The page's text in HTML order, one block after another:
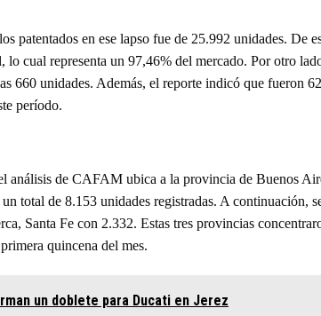
patentados en ese lapso fue de 25.992 unidades. De
cual representa un 97,46% del mercado. Por otro
660 unidades. Además, el reporte indicó que fueron
período.
análisis de CAFAM ubica a la provincia de Buenos
total de 8.153 unidades registradas. A continuación,
Santa Fe con 2.332. Estas tres provincias
quincena del mes.
un doblete para Ducati en Jerez